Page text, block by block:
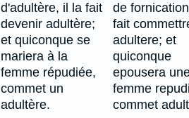
d'adultère, il la fait
devenir adultère;
et quiconque se
mariera à la
femme répudiée,
commet un
adultère.
de
fait
adultere; et
quiconque
epousera
femme
commet